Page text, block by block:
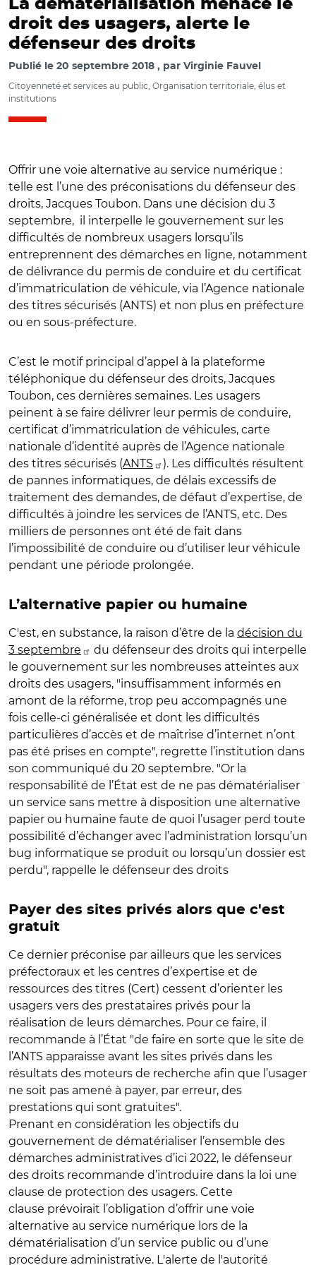
La dématérialisation menace le
droit des usagers, alerte le
défenseur des droits
Publié le 20 septembre 2018 par Virginie Fauvel
Citoyenneté et services au public, Organisation territoriale, élus et
institutions
Offrir une voie alternative au service numérique :
telle est l’une des préconisations du défenseur des
droits, Jacques Toubon. Dans une décision du 3
septembre, il interpelle le gouvernement sur les
difficultés de nombreux usagers lorsqu’ils
entreprennent des démarches en ligne, notamment
de délivrance du permis de conduire et du certificat
d’immatriculation de véhicule, via l’Agence nationale
des titres sécurisés (ANTS) et non plus en préfecture
ou en sous-préfecture.
C’est le motif principal d’appel à la plateforme
téléphonique du défenseur des droits, Jacques
Toubon, ces dernières semaines. Les usagers
peinent à se faire délivrer leur permis de conduire,
certificat d’immatriculation de véhicules, carte
nationale d’identité auprès de l’Agence nationale
des titres sécurisés (ANTS
). Les difficultés résultent
de pannes informatiques, de délais excessifs de
traitement des demandes, de défaut d’expertise, de
difficultés à joindre les services de l’ANTS, etc. Des
milliers de personnes ont été de fait dans
l’impossibilité de conduire ou d’utiliser leur véhicule
pendant une période prolongée.
L’alternative papier ou humaine
C'est, en substance, la raison d’être de la décision du
3 septembre
du défenseur des droits qui interpelle
le gouvernement sur les nombreuses atteintes aux
droits des usagers, "insuffisamment informés en
amont de la réforme, trop peu accompagnés une
fois celle-ci généralisée et dont les difficultés
particulières d’accès et de maîtrise d’internet n’ont
pas été prises en compte", regrette l’institution dans
son communiqué du 20 septembre. "Or la
responsabilité de l’État est de ne pas dématérialiser
un service sans mettre à disposition une alternative
papier ou humaine faute de quoi l’usager perd toute
possibilité d’échanger avec l’administration lorsqu’un
bug informatique se produit ou lorsqu’un dossier est
perdu", rappelle le défenseur des droits
Payer des sites privés alors que c'est
gratuit
Ce dernier préconise par ailleurs que les services
préfectoraux et les centres d’expertise et de
ressources des titres (Cert) cessent d’orienter les
usagers vers des prestataires privés pour la
réalisation de leurs démarches. Pour ce faire, il
recommande à l’État "de faire en sorte que le site de
l’ANTS apparaisse avant les sites privés dans les
résultats des moteurs de recherche afin que l’usager
ne soit pas amené à payer, par erreur, des
prestations qui sont gratuites".
Prenant en considération les objectifs du
gouvernement de dématérialiser l’ensemble des
démarches administratives d’ici 2022, le défenseur
des droits recommande d’introduire dans la loi une
clause de protection des usagers. Cette
clause prévoirait l’obligation d’offrir une voie
alternative au service numérique lors de la
dématérialisation d’un service public ou d’une
procédure administrative. L'alerte de l'autorité